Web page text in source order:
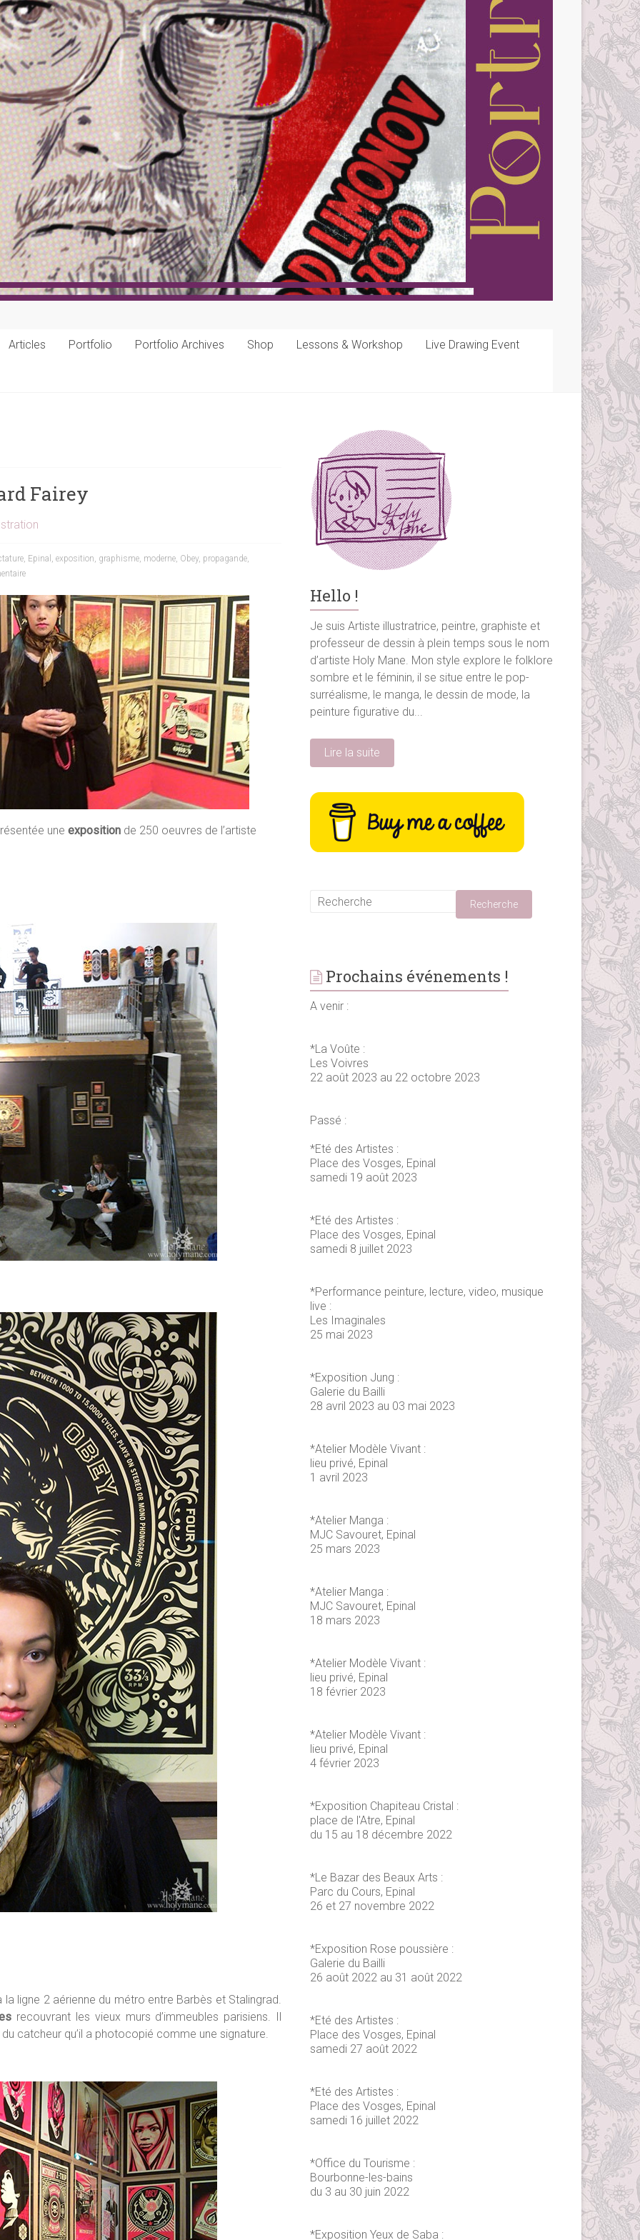
Articles Portfolio Portfolio Archives Shop Lessons & Workshop Live Drawing Event
Fairey
, Epinal , exposition, graphisme, moderne, Obey, propagande,
une exposition de 250 oeuvres de l’artiste
ligne 2 aérienne du métro entre Barbès et Stalingrad.
recouvrant les vieux murs d’immeubles parisiens. Il
catcheur qu’il a photocopié comme une signature.
Hello !
Je suis Artiste illustratrice, peintre, graphiste et
professeur de dessin à plein temps sous le nom
d’artiste Holy Mane. Mon style explore le folklore
sombre et le féminin, il se situe entre le pop-
surréalisme, le manga, le dessin de mode, la
peinture figurative du...
Lire la suite
Prochains événements !
A venir :
*La Voûte :
Les Voivres
22 août 2023 au 22 octobre 2023
Passé :
*Eté des Artistes :
Place des Vosges, Epinal
samedi 19 août 2023
*Eté des Artistes :
Place des Vosges, Epinal
samedi 8 juillet 2023
*Performance peinture, lecture, video, musique
live :
Les Imaginales
25 mai 2023
*Exposition Jung :
Galerie du Bailli
28 avril 2023 au 03 mai 2023
*Atelier Modèle Vivant :
lieu privé, Epinal
1 avril 2023
*Atelier Manga :
MJC Savouret, Epinal
25 mars 2023
*Atelier Manga :
MJC Savouret, Epinal
18 mars 2023
*Atelier Modèle Vivant :
lieu privé, Epinal
18 février 2023
*Atelier Modèle Vivant :
lieu privé, Epinal
4 février 2023
*Exposition Chapiteau Cristal :
place de l'Atre, Epinal
du 15 au 18 décembre 2022
*Le Bazar des Beaux Arts :
Parc du Cours, Epinal
26 et 27 novembre 2022
*Exposition Rose poussière :
Galerie du Bailli
26 août 2022 au 31 août 2022
*Eté des Artistes :
Place des Vosges, Epinal
samedi 27 août 2022
*Eté des Artistes :
Place des Vosges, Epinal
samedi 16 juillet 2022
*Office du Tourisme :
Bourbonne-les-bains
du 3 au 30 juin 2022
*Exposition Yeux de Saba :